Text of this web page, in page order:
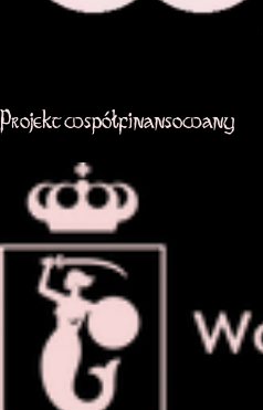
Projekt współfinansowany